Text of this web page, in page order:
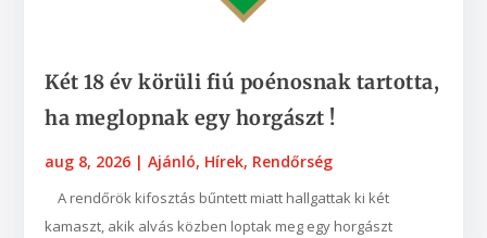
Két 18 év körüli fiú poénosnak tartotta,
ha meglopnak egy horgászt !
aug 8, 2026 |Ajánló, Hírek, Rendőrség
A rendőrök kifosztás bűntett miatt hallgattak ki két
kamaszt, akik alvás közben loptak meg egy horgászt